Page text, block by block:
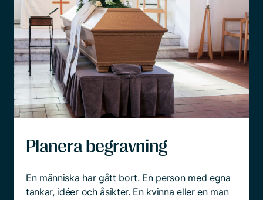
Planera begravning
En människa har gått bort. En person med egna
tankar, idéer och åsikter. En kvinna eller en man